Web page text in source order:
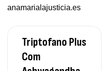
anamarialajusticia.es
Triptofano Plus
Com